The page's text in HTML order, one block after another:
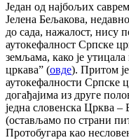
Један од најбољих
Јелена Бељакова,
до сада, нажалост, нису
аутокефалност Српске
земљама, како је
цркава” (овде). Притом
аутокефалности Српске
догађајима из друге
једна словенска Црква –
(остављамо по страни
Протобугара као